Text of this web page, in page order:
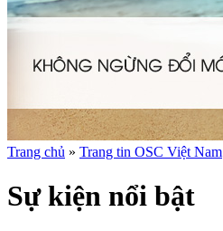
Trang chủ » Trang tin OSC Việt Nam
Sự kiện nổi bật